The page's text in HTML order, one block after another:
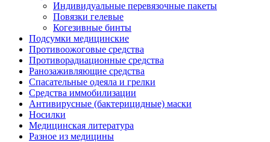
Индивидуальные перевязочные пакеты
Повязки гелевые
Когезивные бинты
Подсумки медицинские
Противоожоговые средства
Противорадиационные средства
Ранозаживляющие средства
Спасательные одеяла и грелки
Средства иммобилизации
Антивирусные (бактерицидные) маски
Носилки
Медицинская литература
Разное из медицины